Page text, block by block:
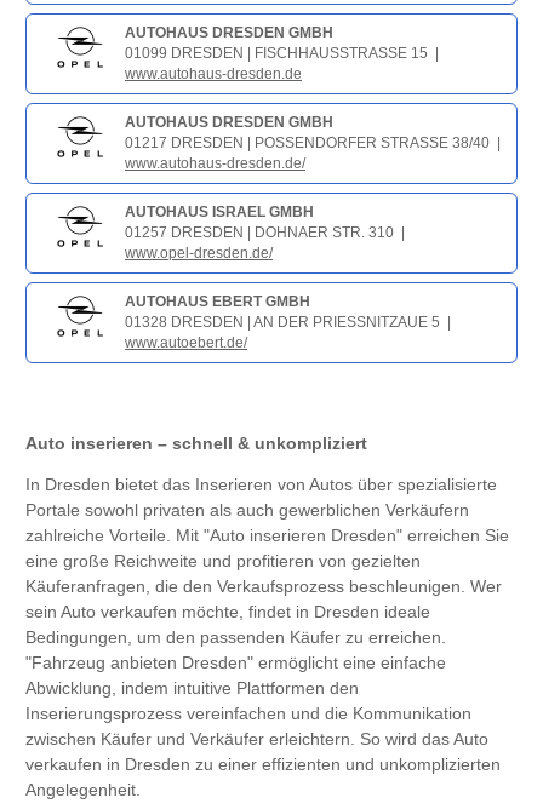
AUTOHAUS DRESDEN GMBH
01099 DRESDEN | FISCHHAUSSTRASSE 15 |
www.autohaus-dresden.de
AUTOHAUS DRESDEN GMBH
01217 DRESDEN | POSSENDORFER STRASSE 38/40 |
www.autohaus-dresden.de/
AUTOHAUS ISRAEL GMBH
01257 DRESDEN | DOHNAER STR. 310 |
www.opel-dresden.de/
AUTOHAUS EBERT GMBH
01328 DRESDEN | AN DER PRIESSNITZAUE 5 |
www.autoebert.de/
Auto inserieren – schnell & unkompliziert
In Dresden bietet das Inserieren von Autos über spezialisierte
Portale sowohl privaten als auch gewerblichen Verkäufern
zahlreiche Vorteile. Mit "Auto inserieren Dresden" erreichen Sie
eine große Reichweite und profitieren von gezielten
Käuferanfragen, die den Verkaufsprozess beschleunigen. Wer
sein Auto verkaufen möchte, findet in Dresden ideale
Bedingungen, um den passenden Käufer zu erreichen.
"Fahrzeug anbieten Dresden" ermöglicht eine einfache
Abwicklung, indem intuitive Plattformen den
Inserierungsprozess vereinfachen und die Kommunikation
zwischen Käufer und Verkäufer erleichtern. So wird das Auto
verkaufen in Dresden zu einer effizienten und unkomplizierten
Angelegenheit.